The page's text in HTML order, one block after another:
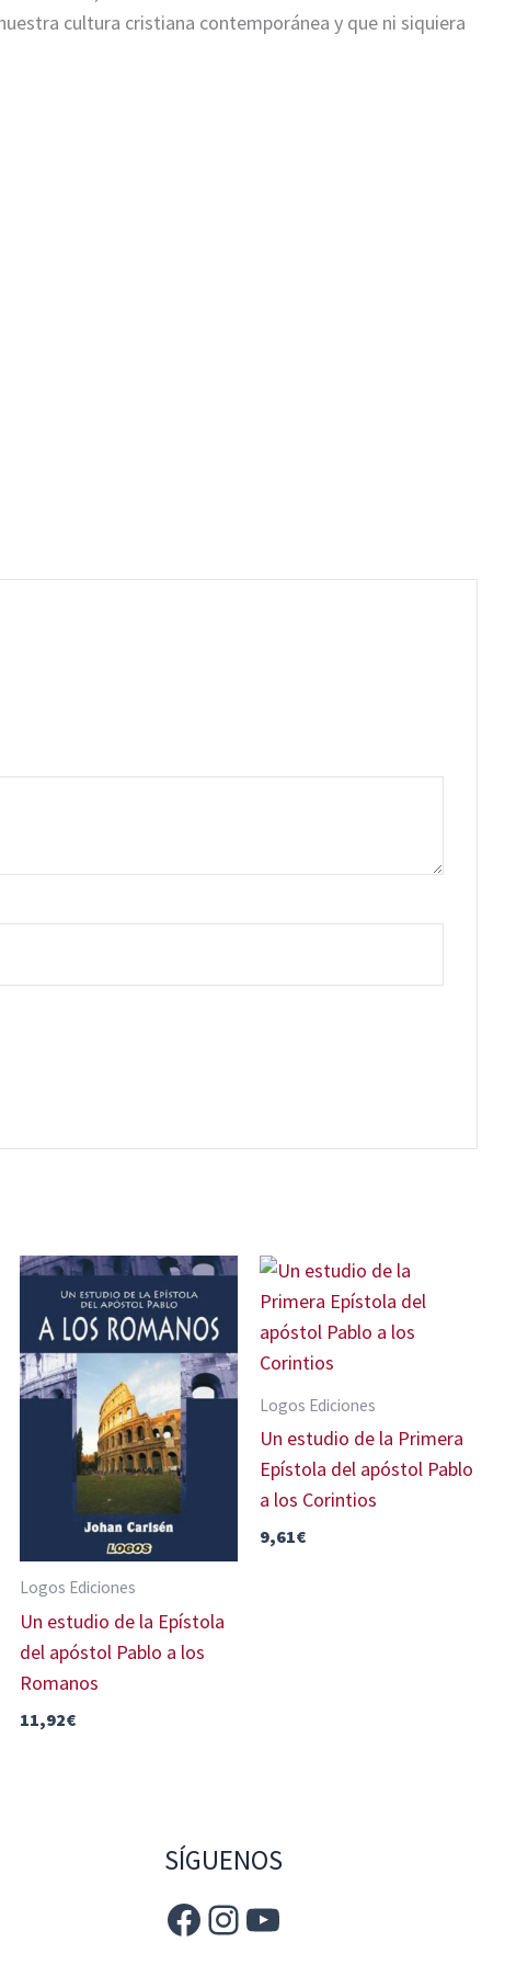
cultura cristiana contemporánea y que ni siquiera
Logos Ediciones
Un estudio de la Epístola
del apóstol Pablo a los
Romanos
11,92€
Logos Ediciones
Un estudio de la Primera
Epístola del apóstol Pablo
a los Corintios
9,61€
SÍGUENOS